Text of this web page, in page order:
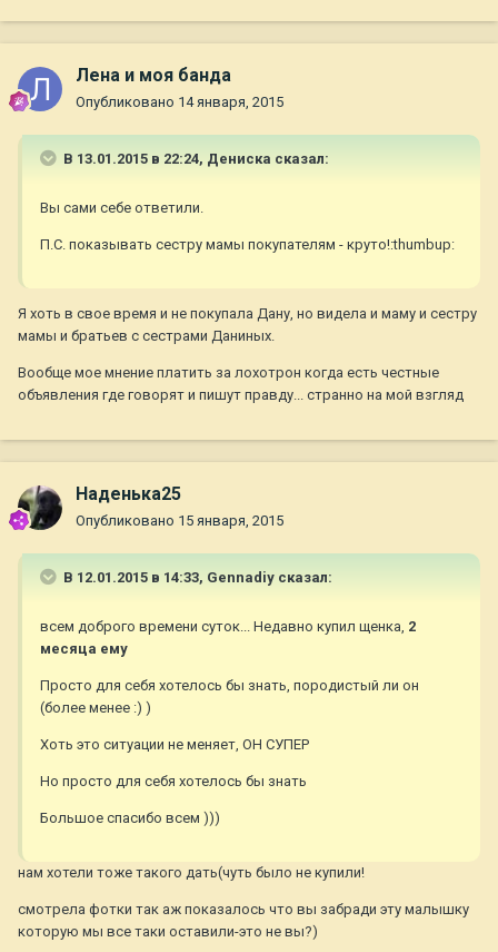
Лена и моя банда
Опубликовано 14 января, 2015
В 13.01.2015 в 22:24, Дениска сказал:
Вы сами себе ответили.
П.С. показывать сестру мамы покупателям - круто!:thumbup:
Я хоть в свое время и не покупала Дану, но видела и маму и сестру
мамы и братьев с сестрами Даниных.
Вообще мое мнение платить за лохотрон когда есть честные
объявления где говорят и пишут правду... странно на мой взгляд
Наденька25
Опубликовано 15 января, 2015
В 12.01.2015 в 14:33, Gennadiy сказал:
всем доброго времени суток... Недавно купил щенка, 2
месяца ему
Просто для себя хотелось бы знать, породистый ли он
(более менее :) )
Хоть это ситуации не меняет, ОН СУПЕР
Но просто для себя хотелось бы знать
Большое спасибо всем )))
нам хотели тоже такого дать(чуть было не купили!
смотрела фотки так аж показалось что вы забради эту малышку
которую мы все таки оставили-это не вы?)